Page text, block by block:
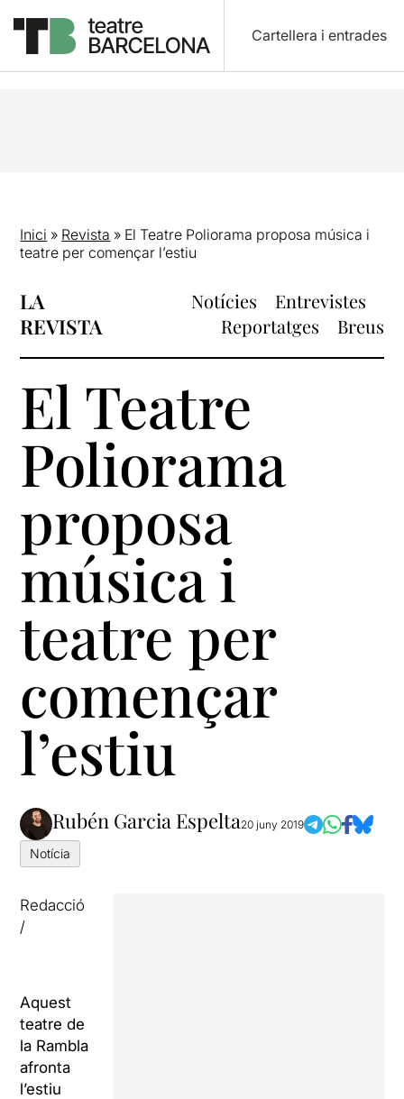
Cartellera i entrades
Inici » Revista » El Teatre Poliorama proposa música i
teatre per començar l’estiu
LA
REVISTA
Notícies
Entrevistes
Reportatges
Breus
El Teatre
Poliorama
proposa
música i
teatre per
començar
l’estiu
Rubén Garcia Espelta20 juny 2019
Notícia
Redacció
/
Aquest
teatre de
la Rambla
afronta
l’estiu